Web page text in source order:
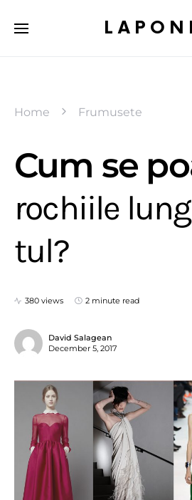
Home Frumusete
Cum se
rochiile
tul?
380 views 2 minute read
David Salagean
December 5, 2017